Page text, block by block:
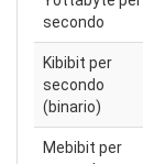
secondo
Kibibit per
secondo
(binario)
Mebibit per